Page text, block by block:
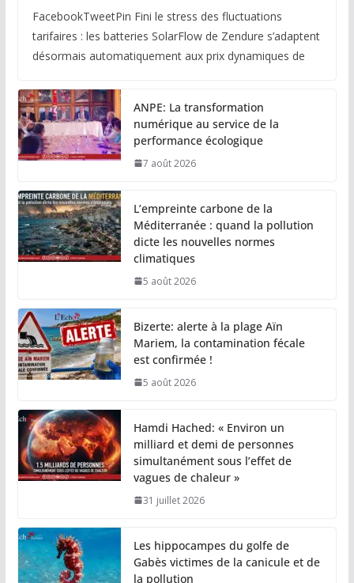
FacebookTweetPin Fini le stress des fluctuations
tarifaires : les batteries SolarFlow de Zendure s’adaptent
désormais automatiquement aux prix dynamiques de
ANPE: La transformation
numérique au service de la
performance écologique
7 août 2026
L’empreinte carbone de la
Méditerranée : quand la pollution
dicte les nouvelles normes
climatiques
5 août 2026
Bizerte: alerte à la plage Aïn
Mariem, la contamination fécale
est confirmée !
5 août 2026
Hamdi Hached: « Environ un
milliard et demi de personnes
simultanément sous l’effet de
vagues de chaleur »
31 juillet 2026
Les hippocampes du golfe de
Gabès victimes de la canicule et de
la pollution